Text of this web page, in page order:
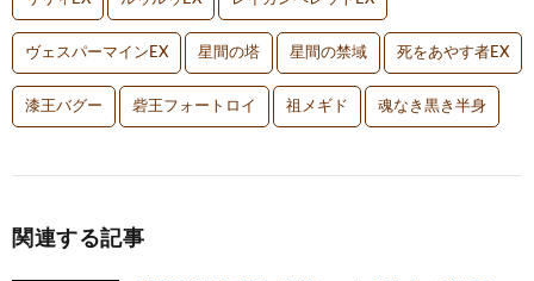
ヴェスパーマインEX 星間の塔 星間の禁域 死をあやす者EX
漆王バグー 砦王フォートロイ 祖メギド 魂なき黒き半身
関連する記事